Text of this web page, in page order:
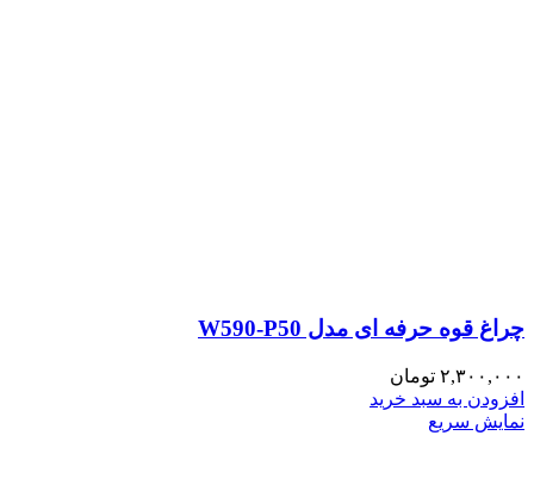
چراغ قوه حرفه ای مدل W590-P50
۲,۳۰۰,۰۰۰ تومان
افزودن به سبد خرید
نمایش سریع